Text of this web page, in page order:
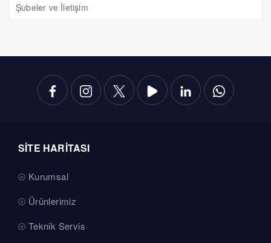
Şubeler ve İletişim
SİTE HARİTASI
Kurumsal
Ürünlerimiz
Teknik Servis